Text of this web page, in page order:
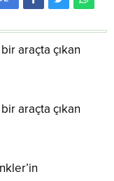
araçta çıkan
araçta çıkan